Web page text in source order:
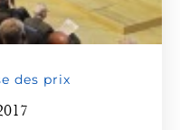
des prix